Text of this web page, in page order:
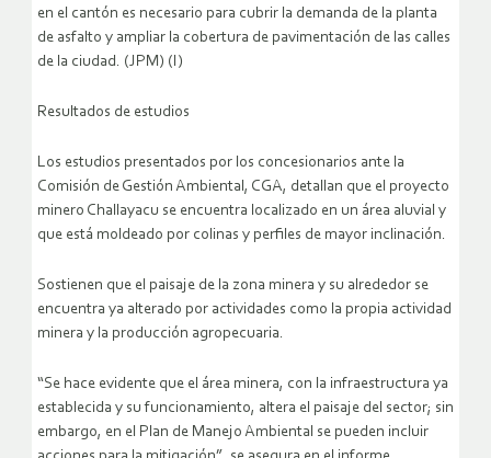
en el cantón es necesario para cubrir la demanda de la planta
de asfalto y ampliar la cobertura de pavimentación de las calles
de la ciudad. (JPM) (I)
Resultados de estudios
Los estudios presentados por los concesionarios ante la
Comisión de Gestión Ambiental, CGA, detallan que el proyecto
minero Challayacu se encuentra localizado en un área aluvial y
que está moldeado por colinas y perfiles de mayor inclinación.
Sostienen que el paisaje de la zona minera y su alrededor se
encuentra ya alterado por actividades como la propia actividad
minera y la producción agropecuaria.
“Se hace evidente que el área minera, con la infraestructura ya
establecida y su funcionamiento, altera el paisaje del sector; sin
embargo, en el Plan de Manejo Ambiental se pueden incluir